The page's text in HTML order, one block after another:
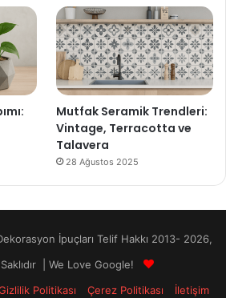
Mutfak Seramik Trendleri:
Vintage, Terracotta ve
Talavera
28 Ağustos 2025
İpuçları Telif Hakkı 2013- 2026,
Saklıdır | We Love Google!
Politikası Çerez Politikası İletişim